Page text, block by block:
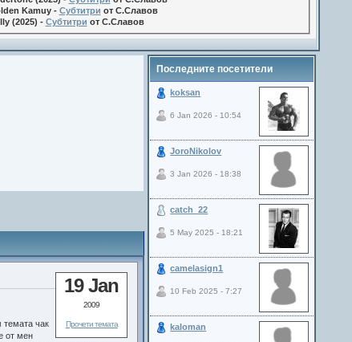
Kamuy - Субтитри от С.Славов
(2025) - Субтитри от С.Славов
19 Jan
2009
Прочети темата
чак
от мен
Последните посетители
koksan
6 Jan 2026 - 10:54
JoroNikolov
3 Jan 2026 - 18:38
catch_22
5 May 2025 - 18:21
camelasign1
10 Feb 2025 - 7:27
kaloman